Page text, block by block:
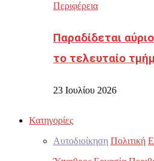
Περιφέρεια
Παραδίδεται
το τελευταίο
23 Ιουλίου 2026
Κατηγορίες
Αυτοδιοίκηση Πολιτική